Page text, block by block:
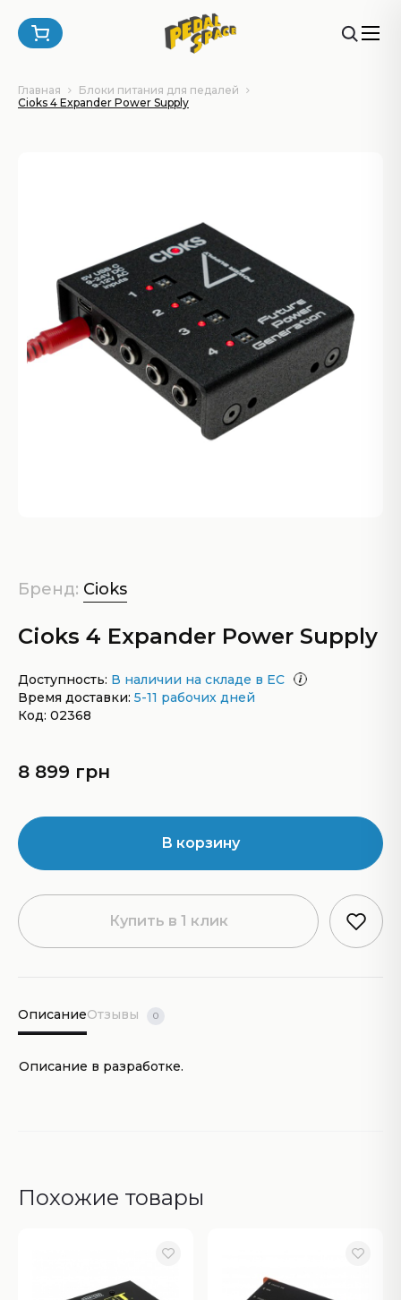
Главная
Блоки питания для педалей
Cioks 4 Expander Power Supply
Бренд: Cioks
Cioks 4 Expander Power Supply
Доступность: В наличии на складе в ЕС
Время доставки: 5-11 рабочих дней
Код: 02368
8 899 грн
В корзину
Купить в 1 клик
ОписаниеОтзывы 0
Описание в разработке.
Похожие товары